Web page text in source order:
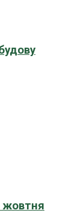
жовтня